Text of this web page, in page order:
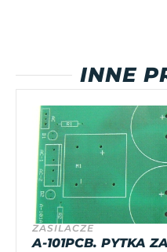
INNE
ZASILACZE
A-101PCB. PYTKA